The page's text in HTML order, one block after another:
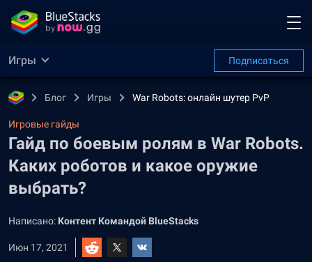
Игры Подписаться
Блог Игры War Robots: онлайн шутер PvP
Игровые гайды
Гайд по боевым ролям в War Robots.
Каких роботов и какое оружие
выбрать?
Написано: Контент Командой BlueStacks
Июн 17, 2021